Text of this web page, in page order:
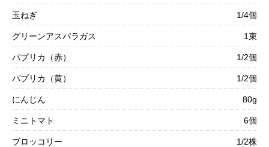
玉ねぎ 1/4個
グリーンアスパラガス 1束
パプリカ（赤） 1/2個
パプリカ（黄） 1/2個
にんじん 80g
ミニトマト 6個
ブロッコリー 1/2株